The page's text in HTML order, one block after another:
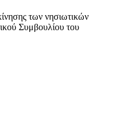
των νησιωτικών
Συμβουλίου του